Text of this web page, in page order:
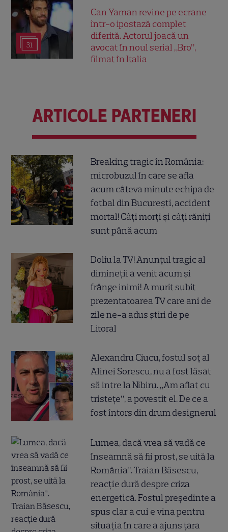
31
Can Yaman revine pe ecrane
într-o ipostază complet
diferită. Actorul joacă un
avocat în noul serial „Bro”,
filmat în Italia
ARTICOLE PARTENERI
Breaking tragic în România:
microbuzul în care se afla
acum câteva minute echipa de
fotbal din București, accident
mortal! Câți morți și câți răniți
sunt până acum
Doliu la TV! Anunțul tragic al
dimineții a venit acum și
frânge inimi! A murit subit
prezentatoarea TV care ani de
zile ne-a adus știri de pe
Litoral
Alexandru Ciucu, fostul soț al
Alinei Sorescu, nu a fost lăsat
să intre la Nibiru. „Am aflat cu
tristețe”, a povestit el. De ce a
fost întors din drum designerul
Lumea, dacă vrea să vadă ce
înseamnă să fii prost, se uită la
România”. Traian Băsescu,
reacție dură despre criza
energetică. Fostul președinte a
spus clar a cui e vina pentru
situația în care a ajuns țara